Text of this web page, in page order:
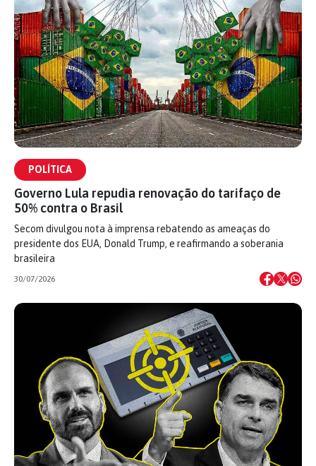
POLÍTICA
Governo Lula repudia renovação do tarifaço de
50% contra o Brasil
Secom divulgou nota à imprensa rebatendo as ameaças do
presidente dos EUA, Donald Trump, e reafirmando a soberania
brasileira
30/07/2026